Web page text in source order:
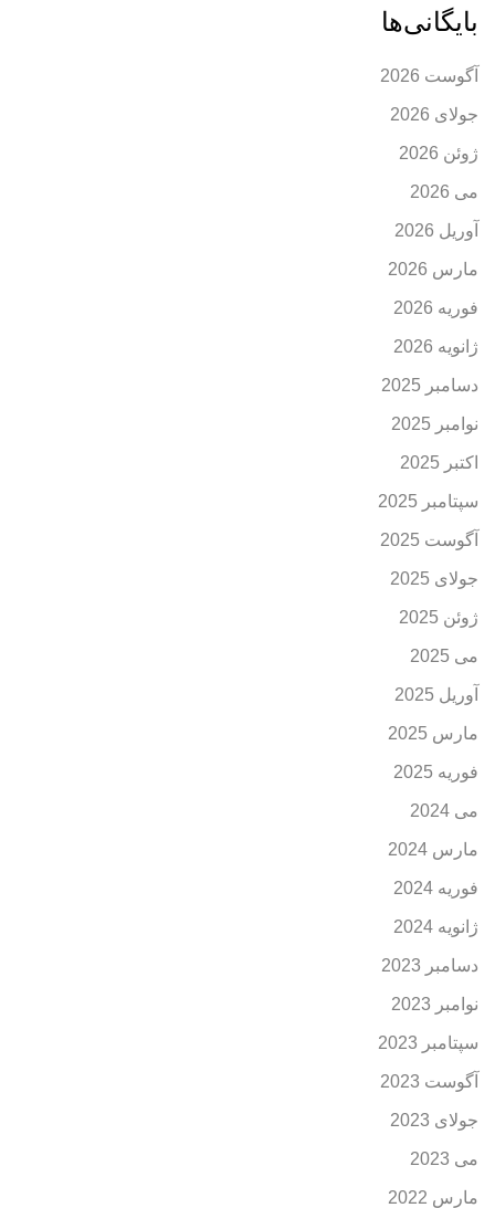
بایگانی‌ها
آگوست 2026
جولای 2026
ژوئن 2026
می 2026
آوریل 2026
مارس 2026
فوریه 2026
ژانویه 2026
دسامبر 2025
نوامبر 2025
اکتبر 2025
سپتامبر 2025
آگوست 2025
جولای 2025
ژوئن 2025
می 2025
آوریل 2025
مارس 2025
فوریه 2025
می 2024
مارس 2024
فوریه 2024
ژانویه 2024
دسامبر 2023
نوامبر 2023
سپتامبر 2023
آگوست 2023
جولای 2023
می 2023
مارس 2022